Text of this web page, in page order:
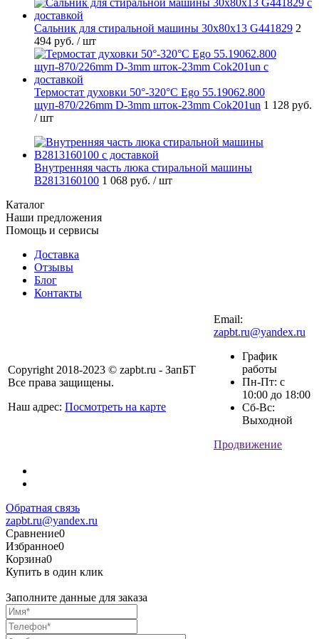
Cальник для стиральной машины 30x80x13 G441829 2
494 руб. / шт
Термостат духовки 50°-320°C Ego 55.19062.800
щуп-870/226mm D-3mm шток-23mm Cok201un 1 128 руб.
/ шт
Внутренняя часть люка стиральной машины
B2813160100 1 068 руб. / шт
Каталог
Наши предложения
Помощь и сервисы
Доставка
Отзывы
Блог
Контакты
Copyright 2018-2023 © zapbt.ru - ЗапБТ
Все права защищены.
Наш адрес: Посмотреть на карте
Email:
zapbt.ru@yandex.ru
График
работы
Пн-Пт: с
10:00 до 18:00
Сб-Вс:
Выходной
Продвижение
Обратная связь
zapbt.ru@yandex.ru
Сравнение0
Избранное0
Корзина0
Купить в один клик
Заполните данные для заказа